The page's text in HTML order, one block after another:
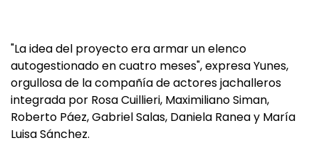
"La idea del proyecto era armar un elenco
autogestionado en cuatro meses", expresa Yunes,
orgullosa de la compañía de actores jachalleros
integrada por Rosa Cuillieri, Maximiliano Siman,
Roberto Páez, Gabriel Salas, Daniela Ranea y María
Luisa Sánchez.